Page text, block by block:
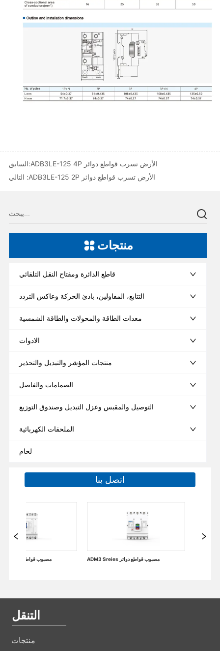
السابق:
ADB3LE-125 4P الأرض تسرب قواطع دوائر
التالي :
ADB3LE-125 2P الأرض تسرب قواطع دوائر
منتجات
قاطع الدائرة ومفتاح النقل التلقائي
التتابع، المقاولين، بادئ الحركة وعاكس التردد
معدات الطاقة والمحولات والطاقة الشمسية
الادوات
منتجات المؤشر والتبديل والتحذير
الصمامات والفاصل
التوصيل والمقبس وعزل التبديل وصندوق التوزيع
الملحقات الكهربائية
لحام
اتصل بنا
ADM3 Sreies مصبوب قواطع دوائر الملحقات الكهربائية من قواطع دوائر مصغرة
التنقل
منتجات